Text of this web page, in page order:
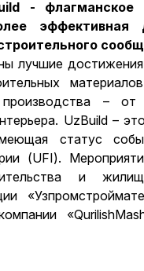
- флагманское
эффективная
лучшие
– от
UzBuild –
статус
(UFI).
и